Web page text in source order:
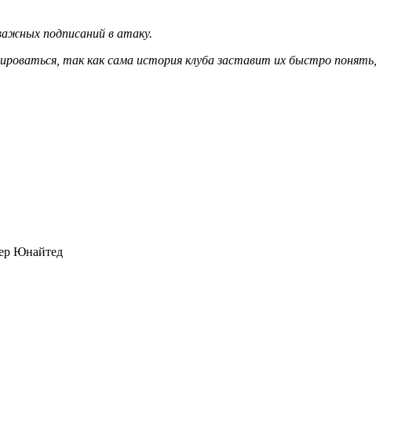
подписаний в атаку.
так как сама история клуба заставит их быстро понять,
Юнайтед